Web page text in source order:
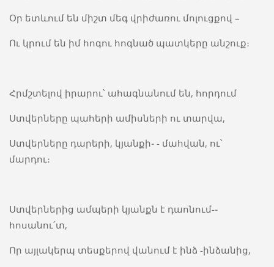
Օր ետևում են միշտ մեգ վրիժառու մոլուցքով –
Ու կրում են իմ հոգու հոգնած պատկերը անշուք։
Հրմշտելով իրարու՝ ահագնանում են, հորդում
Ստվերները պահերի ամիսների ու տարվա,
Ստվերները դարերի, կյանքի֊ - մահվան, ու՝
մարդու։
Ստվերներից ամպերի կյանքն է դաոնում-֊
հոսանու՛տ,
Որ այլակերպ տեսքերով վանում է ինձ -ինձանից,